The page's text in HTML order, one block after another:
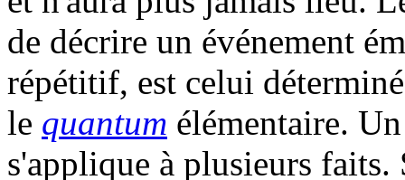
de décrire un événement
répétitif, est celui
le quantum élémentaire.
s'applique à plusieurs faits.